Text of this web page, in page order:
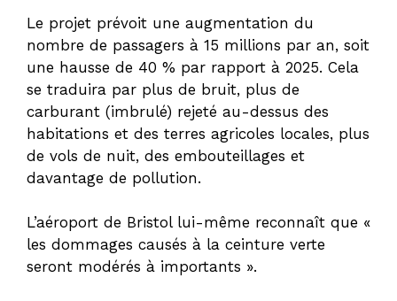
Le projet prévoit une augmentation du
nombre de passagers à 15 millions par an, soit
une hausse de 40 % par rapport à 2025. Cela
se traduira par plus de bruit, plus de
carburant (imbrulé) rejeté au-dessus des
habitations et des terres agricoles locales, plus
de vols de nuit, des embouteillages et
davantage de pollution.
L’aéroport de Bristol lui-même reconnaît que «
les dommages causés à la ceinture verte
seront modérés à importants ».